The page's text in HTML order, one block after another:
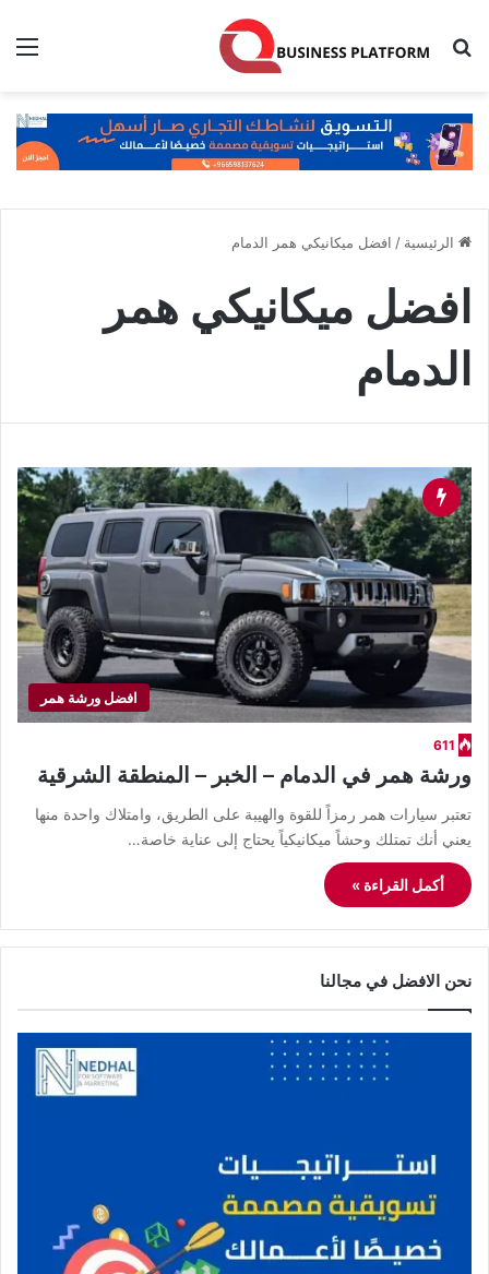
بحث عن
الرئيسية / افضل ميكانيكي همر الدمام
افضل ميكانيكي همر
الدمام
افضل ورشة همر
611
ورشة همر في الدمام – الخبر – المنطقة الشرقية
تعتبر سيارات همر رمزاً للقوة والهيبة على الطريق، وامتلاك واحدة منها
يعني أنك تمتلك وحشاً ميكانيكياً يحتاج إلى عناية خاصة…
أكمل القراءة »
نحن الافضل في مجالنا